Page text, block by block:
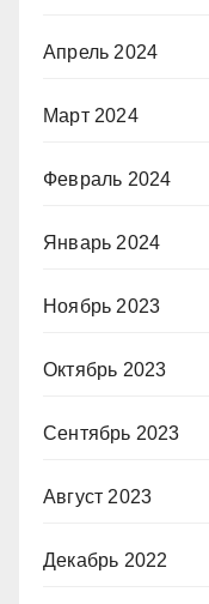
Апрель 2024
Март 2024
Февраль 2024
Январь 2024
Ноябрь 2023
Октябрь 2023
Сентябрь 2023
Август 2023
Декабрь 2022